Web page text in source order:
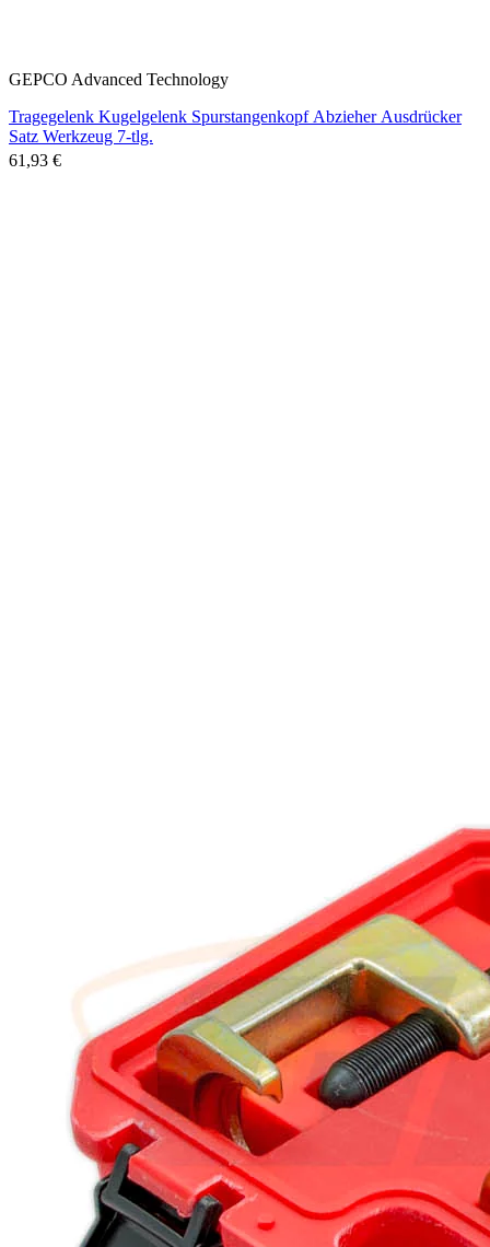
GEPCO Advanced Technology
Tragegelenk Kugelgelenk Spurstangenkopf Abzieher Ausdrücker
Satz Werkzeug 7-tlg.
61,93 €